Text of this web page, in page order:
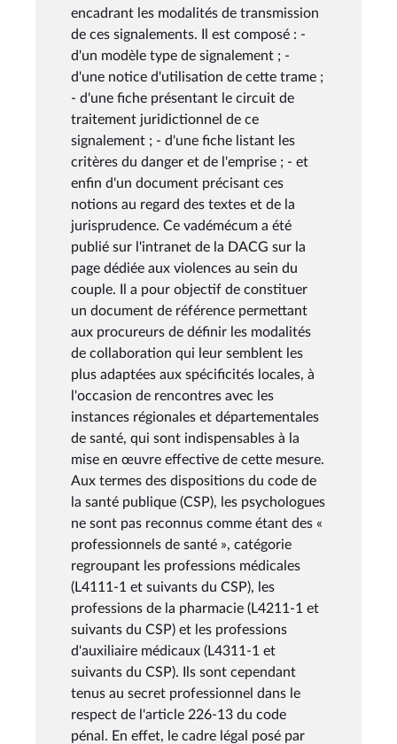
encadrant les modalités de transmission
de ces signalements. Il est composé : -
d'un modèle type de signalement ; -
d'une notice d'utilisation de cette trame ;
- d'une fiche présentant le circuit de
traitement juridictionnel de ce
signalement ; - d'une fiche listant les
critères du danger et de l'emprise ; - et
enfin d'un document précisant ces
notions au regard des textes et de la
jurisprudence. Ce vadémécum a été
publié sur l'intranet de la DACG sur la
page dédiée aux violences au sein du
couple. Il a pour objectif de constituer
un document de référence permettant
aux procureurs de définir les modalités
de collaboration qui leur semblent les
plus adaptées aux spécificités locales, à
l'occasion de rencontres avec les
instances régionales et départementales
de santé, qui sont indispensables à la
mise en œuvre effective de cette mesure.
Aux termes des dispositions du code de
la santé publique (CSP), les psychologues
ne sont pas reconnus comme étant des «
professionnels de santé », catégorie
regroupant les professions médicales
(L4111-1 et suivants du CSP), les
professions de la pharmacie (L4211-1 et
suivants du CSP) et les professions
d'auxiliaire médicaux (L4311-1 et
suivants du CSP). Ils sont cependant
tenus au secret professionnel dans le
respect de l'article 226-13 du code
pénal. En effet, le cadre légal posé par